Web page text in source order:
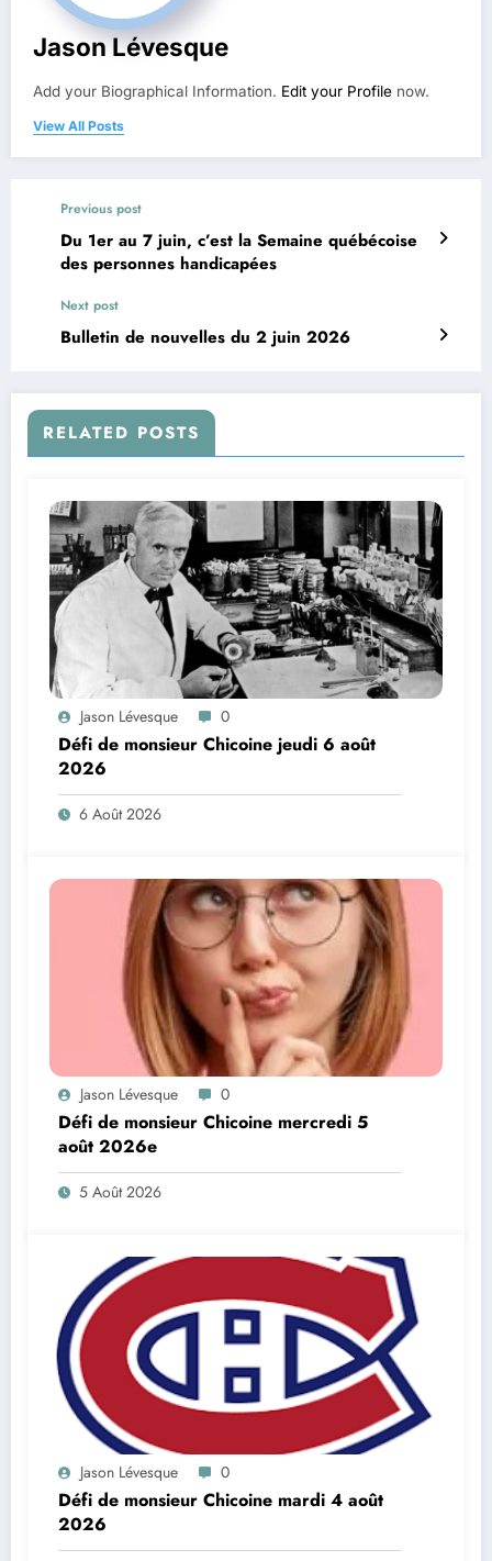
Jason Lévesque
Add your Biographical Information. Edit your Profile now.
View All Posts
Previous post
Du 1er au 7 juin, c’est la Semaine québécoise
des personnes handicapées
Next post
Bulletin de nouvelles du 2 juin 2026
RELATED POSTS
Jason Lévesque 0
Défi de monsieur Chicoine jeudi 6 août
2026
6 Août 2026
Jason Lévesque 0
Défi de monsieur Chicoine mercredi 5
août 2026e
5 Août 2026
Jason Lévesque 0
Défi de monsieur Chicoine mardi 4 août
2026